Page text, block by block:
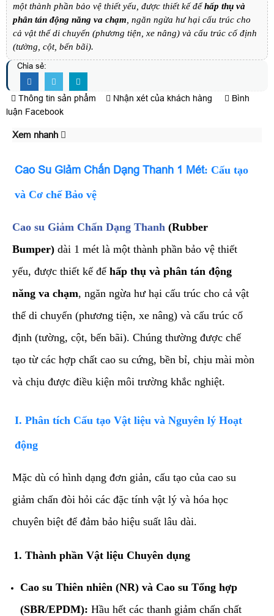
một thành phần bảo vệ thiết yếu, được thiết kế đểhấp thụ và
phân tán động năng va chạm , ngăn ngừa hư hại cấu trúc cho
cả vật thể di chuyển (phương tiện, xe nâng) và cấu trúc cố định
(tường, cột, bến bãi).
Chia sẻ:
Thông tin sản phẩm Nhận xét của khách hàng
Bình
luận Facebook
Xem nhanh
​Cao Su Giảm Chấn Dạng Thanh 1 Mét: Cấu tạo
và Cơ chế Bảo vệ
Cao su Giảm Chấn Dạng Thanh (Rubber
Bumper) dài 1 mét là một thành phần bảo vệ thiết
yếu, được thiết kế để hấp thụ và phân tán động
năng va chạm, ngăn ngừa hư hại cấu trúc cho cả vật
thể di chuyển (phương tiện, xe nâng) và cấu trúc cố
định (tường, cột, bến bãi). Chúng thường được chế
tạo từ các hợp chất cao su cứng, bền bỉ, chịu mài mòn
và chịu được điều kiện môi trường khắc nghiệt.
​I. Phân tích Cấu tạo Vật liệu và Nguyên lý Hoạt
động
​Mặc dù có hình dạng đơn giản, cấu tạo của cao su
giảm chấn đòi hỏi các đặc tính vật lý và hóa học
chuyên biệt để đảm bảo hiệu suất lâu dài.
​1. Thành phần Vật liệu Chuyên dụng
Cao su Thiên nhiên (NR) và Cao su Tổng hợp
(SBR/EPDM): Hầu hết các thanh giảm chấn chất